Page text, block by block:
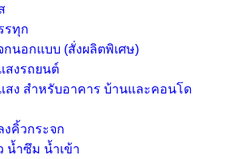
รทุก
กนอกแบบ (สั่งผลิตพิเศษ)
สงรถยนต์
สง สำหรับอาคาร บ้านและคอนโด
งคิ้วกระจก
น้ำซึม น้ำเข้า